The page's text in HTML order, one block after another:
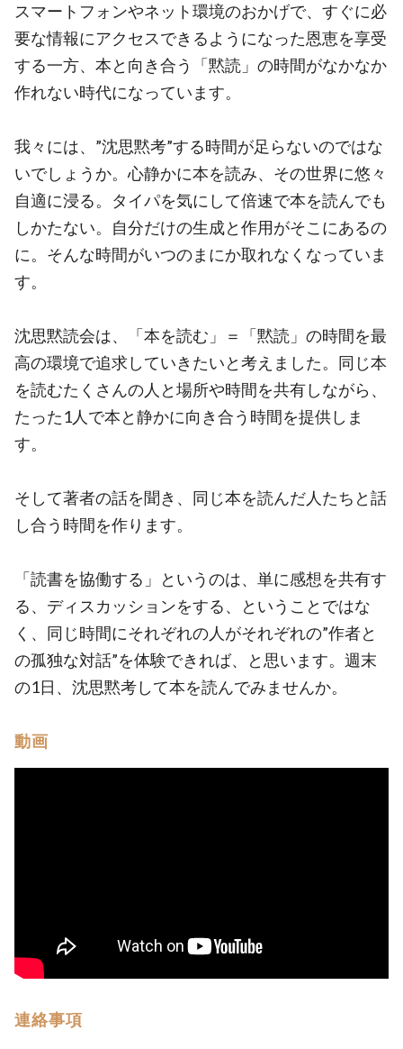
スマートフォンやネット環境のおかげで、すぐに必
要な情報にアクセスできるようになった恩恵を享受
する一方、本と向き合う「黙読」の時間がなかなか
作れない時代になっています。
我々には、”沈思黙考”する時間が足らないのではな
いでしょうか。心静かに本を読み、その世界に悠々
自適に浸る。タイパを気にして倍速で本を読んでも
しかたない。自分だけの生成と作用がそこにあるの
に。そんな時間がいつのまにか取れなくなっていま
す。
沈思黙読会は、「本を読む」＝「黙読」の時間を最
高の環境で追求していきたいと考えました。同じ本
を読むたくさんの人と場所や時間を共有しながら、
たった1人で本と静かに向き合う時間を提供しま
す。
そして著者の話を聞き、同じ本を読んだ人たちと話
し合う時間を作ります。
「読書を協働する」というのは、単に感想を共有す
る、ディスカッションをする、ということではな
く、同じ時間にそれぞれの人がそれぞれの”作者と
の孤独な対話”を体験できれば、と思います。週末
の1日、沈思黙考して本を読んでみませんか。
動画
連絡事項